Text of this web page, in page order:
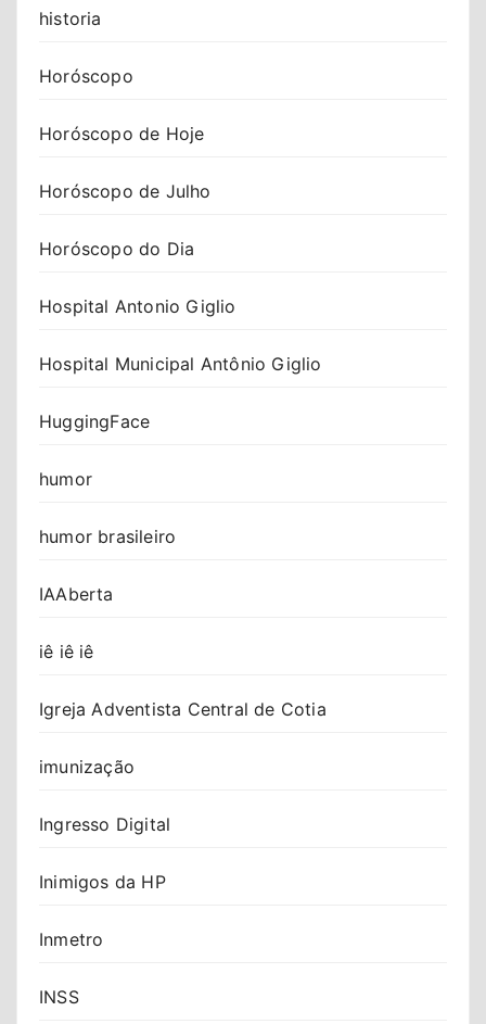
historia
Horóscopo
Horóscopo de Hoje
Horóscopo de Julho
Horóscopo do Dia
Hospital Antonio Giglio
Hospital Municipal Antônio Giglio
HuggingFace
humor
humor brasileiro
IAAberta
iê iê iê
Igreja Adventista Central de Cotia
imunização
Ingresso Digital
Inimigos da HP
Inmetro
INSS